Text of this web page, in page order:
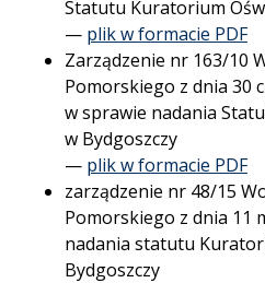
Statutu Kuratorium
— plik w formacie PDF
Zarządzenie nr 163/10
Pomorskiego z dnia 30
w sprawie nadania
w Bydgoszczy
— plik w formacie PDF
zarządzenie nr 48/15
Pomorskiego z dnia 11
nadania statutu
Bydgoszczy